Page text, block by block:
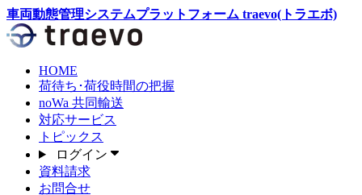
車両動態管理システムプラットフォーム traevo(トラエボ)
HOME
荷待ち･荷役時間の把握
noWa 共同輸送
対応サービス
トピックス
ログイン
資料請求
お問合せ